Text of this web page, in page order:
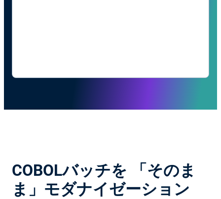
COBOLバッチを 「そのま
ま」モダナイゼーション